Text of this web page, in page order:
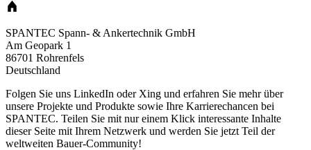
SPANTEC Spann- & Ankertechnik GmbH
Am Geopark 1
86701 Rohrenfels
Deutschland
Folgen Sie uns LinkedIn oder Xing und erfahren Sie mehr über
unsere Projekte und Produkte sowie Ihre Karrierechancen bei
SPANTEC. Teilen Sie mit nur einem Klick interessante Inhalte
dieser Seite mit Ihrem Netzwerk und werden Sie jetzt Teil der
weltweiten Bauer-Community!